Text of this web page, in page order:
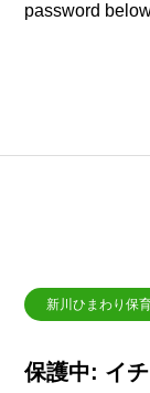
password
新川ひまわり保
保護中: イ